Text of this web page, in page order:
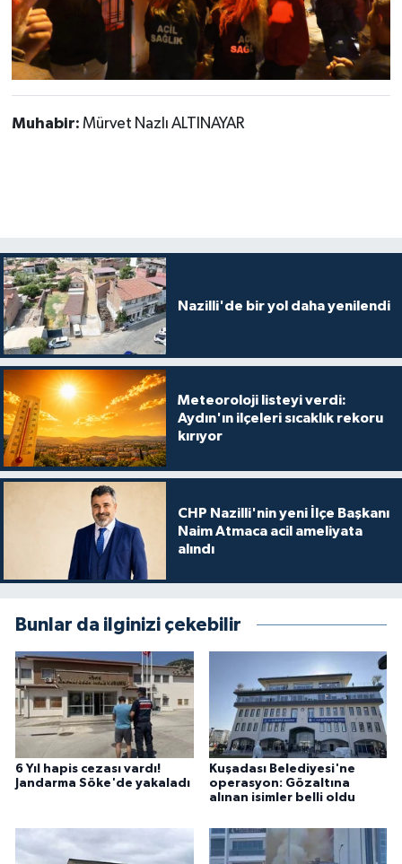
Muhabir: Mürvet Nazlı ALTINAYAR
Nazilli'de bir yol daha yenilendi
Meteoroloji listeyi verdi:
Aydın'ın ilçeleri sıcaklık rekoru
kırıyor
CHP Nazilli'nin yeni İlçe Başkanı
Naim Atmaca acil ameliyata
alındı
Bunlar da ilginizi çekebilir
6 Yıl hapis cezası vardı!
Jandarma Söke'de yakaladı
Kuşadası Belediyesi'ne
operasyon: Gözaltına
alınan isimler belli oldu